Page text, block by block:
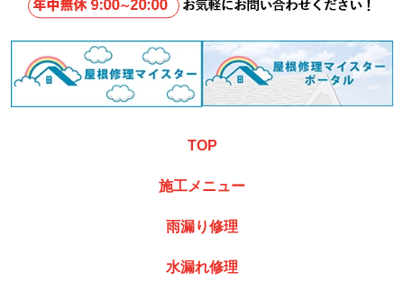
TOP
施工メニュー
雨漏り修理
水漏れ修理